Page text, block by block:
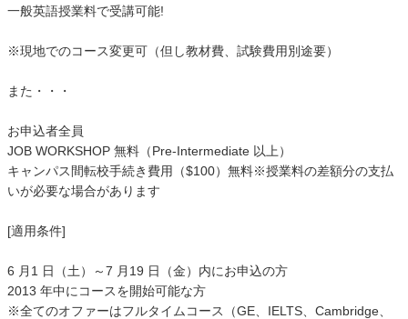
一般英語授業料で受講可能!
※現地でのコース変更可（但し教材費、試験費用別途要）
また・・・
お申込者全員
JOB WORKSHOP 無料（Pre-Intermediate 以上）
キャンパス間転校手続き費用（$100）無料※授業料の差額分の支払
いが必要な場合があります
[適用条件]
6 月1 日（土）～7 月19 日（金）内にお申込の方
2013 年中にコースを開始可能な方
※全てのオファーはフルタイムコース（GE、IELTS、Cambridge、